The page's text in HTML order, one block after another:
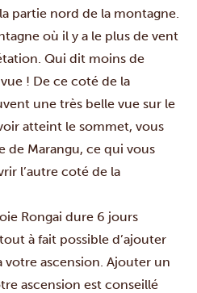
partie nord de la montagne.
où il y a le plus de vent
Qui dit moins de
! De ce coté de la
une très belle vue sur le
atteint le sommet, vous
de Marangu, ce qui vous
l’autre coté de la
Rongai dure 6 jours
à fait possible d’ajouter
ascension. Ajouter un
ascension est conseillé